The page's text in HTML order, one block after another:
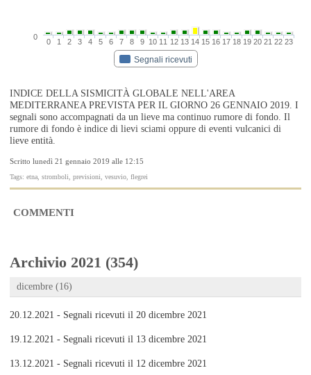
Segnali ricevuti
0 1 2 3 4 5 6 7 8 9 10 11 12 13 14 15 16 17 18 19 20 21 22 23
0
INDICE DELLA SISMICITÀ GLOBALE NELL'AREA
MEDITERRANEA PREVISTA PER IL GIORNO 26 GENNAIO 2019. I
segnali sono accompagnati da un lieve ma continuo rumore di fondo. Il
rumore di fondo è indice di lievi sciami oppure di eventi vulcanici di
lieve entità.
Scritto lunedì 21 gennaio 2019 alle 12:15
Tags: etna, stromboli, previsioni, vesuvio, flegrei
COMMENTI
Archivio 2021 (354)
dicembre (16)
20.12.2021 - Segnali ricevuti il 20 dicembre 2021
19.12.2021 - Segnali ricevuti il 13 dicembre 2021
13.12.2021 - Segnali ricevuti il 12 dicembre 2021